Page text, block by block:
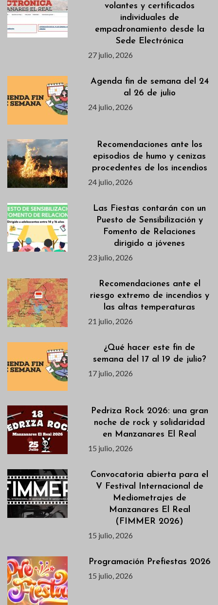
volantes y certificados
individuales de
empadronamiento desde la
Sede Electrónica
27 julio, 2026
Agenda fin de semana del 24
al 26 de julio
24 julio, 2026
Recomendaciones ante los
episodios de humo y cenizas
procedentes de los incendios
24 julio, 2026
Las Fiestas contarán con un
Puesto de Sensibilización y
Fomento de Relaciones
dirigido a jóvenes
23 julio, 2026
Recomendaciones ante el
riesgo extremo de incendios y
las altas temperaturas
21 julio, 2026
¿Qué hacer este fin de
semana del 17 al 19 de julio?
17 julio, 2026
Pedriza Rock 2026: una gran
noche de rock y solidaridad
en Manzanares El Real
15 julio, 2026
Convocatoria abierta para el
V Festival Internacional de
Mediometrajes de
Manzanares El Real
(FIMMER 2026)
15 julio, 2026
Programación Prefiestas 2026
15 julio, 2026